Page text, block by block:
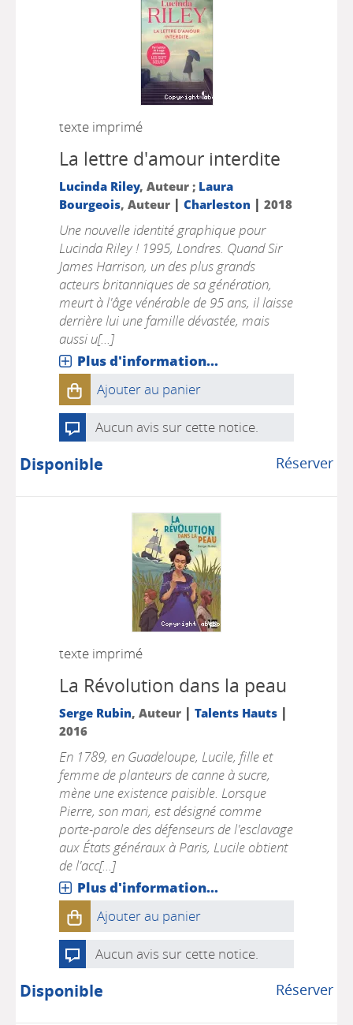
texte imprimé
La lettre d'amour interdite
Lucinda Riley, Auteur ; Laura
Bourgeois, Auteur | Charleston | 2018
Une nouvelle identité graphique pour
Lucinda Riley ! 1995, Londres. Quand Sir
James Harrison, un des plus grands
acteurs britanniques de sa génération,
meurt à l'âge vénérable de 95 ans, il laisse
derrière lui une famille dévastée, mais
aussi u[...]
Plus d'information...
Ajouter au panier
Aucun avis sur cette notice.
Réserver
Disponible
texte imprimé
La Révolution dans la peau
Serge Rubin, Auteur | Talents Hauts|
2016
En 1789, en Guadeloupe, Lucile, fille et
femme de planteurs de canne à sucre,
mène une existence paisible. Lorsque
Pierre, son mari, est désigné comme
porte-parole des défenseurs de l'esclavage
aux États généraux à Paris, Lucile obtient
de l'acc[...]
Plus d'information...
Ajouter au panier
Aucun avis sur cette notice.
Réserver
Disponible